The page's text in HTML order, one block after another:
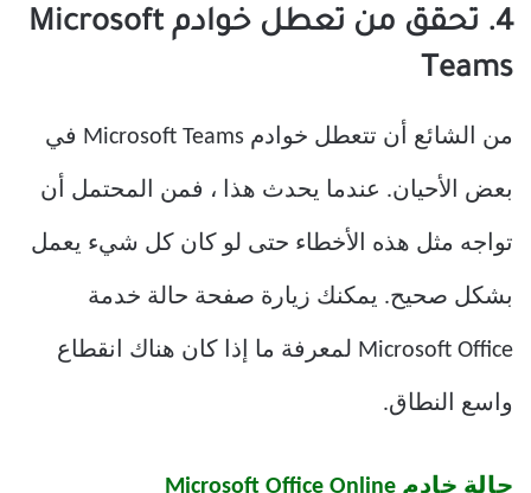
4. تحقق من تعطل خوادم Microsoft
Teams
من الشائع أن تتعطل خوادم Microsoft Teams في
بعض الأحيان. عندما يحدث هذا ، فمن المحتمل أن
تواجه مثل هذه الأخطاء حتى لو كان كل شيء يعمل
بشكل صحيح. يمكنك زيارة صفحة حالة خدمة
Microsoft Office لمعرفة ما إذا كان هناك انقطاع
واسع النطاق.
حالة خادم Microsoft Office Online